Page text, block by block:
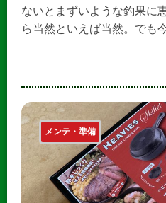
ないとまずいような釣果に
ら当然といえば当然。でも
メンテ・準備